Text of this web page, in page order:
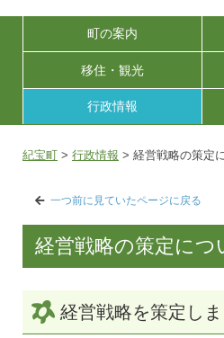
町の案内
移住・観光
行政情報
紀宝町 > 行政情報 > 経営戦略の策定
一つ前に見ていたページに戻る
経営戦略の策定につ
経営戦略を策定しま